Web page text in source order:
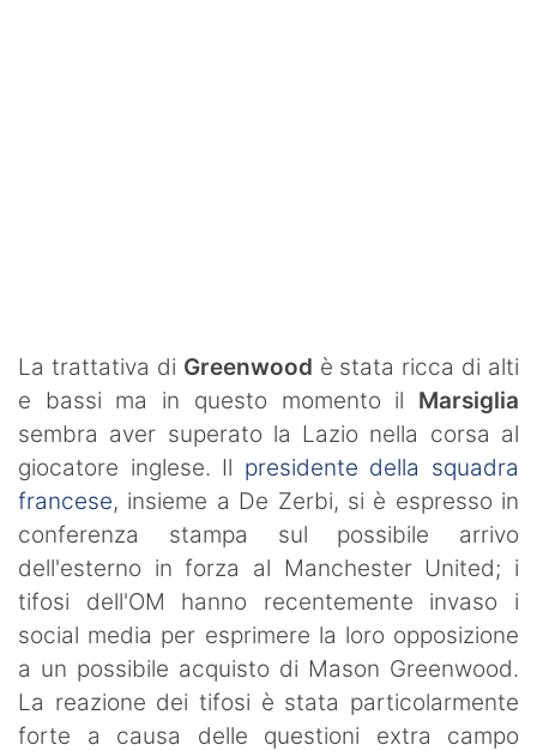
La trattativa di Greenwood è stata ricca di alti
e bassi ma in questo momento il Marsiglia
sembra aver superato la Lazio nella corsa al
giocatore inglese. Il presidente della squadra
francese, insieme a De Zerbi, si è espresso in
conferenza stampa sul possibile arrivo
dell'esterno in forza al Manchester United; i
tifosi dell'OM hanno recentemente invaso i
social media per esprimere la loro opposizione
a un possibile acquisto di Mason Greenwood.
La reazione dei tifosi è stata particolarmente
forte a causa delle questioni extra campo